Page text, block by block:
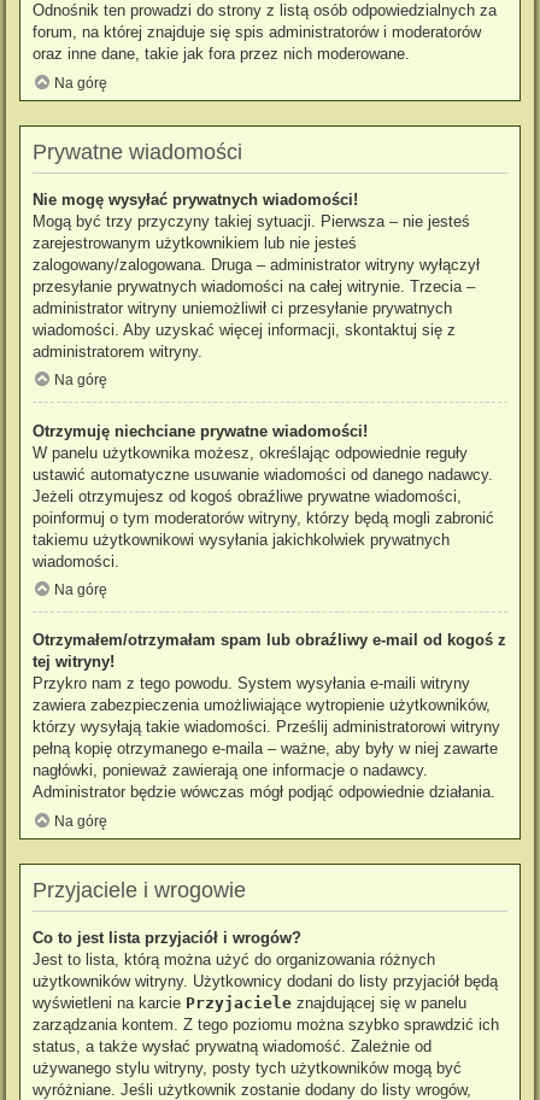
Odnośnik ten prowadzi do strony z listą osób odpowiedzialnych za
forum, na której znajduje się spis administratorów i moderatorów
oraz inne dane, takie jak fora przez nich moderowane.
Na górę
Prywatne wiadomości
Nie mogę wysyłać prywatnych wiadomości!
Mogą być trzy przyczyny takiej sytuacji. Pierwsza – nie jesteś
zarejestrowanym użytkownikiem lub nie jesteś
zalogowany/zalogowana. Druga – administrator witryny wyłączył
przesyłanie prywatnych wiadomości na całej witrynie. Trzecia –
administrator witryny uniemożliwił ci przesyłanie prywatnych
wiadomości. Aby uzyskać więcej informacji, skontaktuj się z
administratorem witryny.
Na górę
Otrzymuję niechciane prywatne wiadomości!
W panelu użytkownika możesz, określając odpowiednie reguły
ustawić automatyczne usuwanie wiadomości od danego nadawcy.
Jeżeli otrzymujesz od kogoś obraźliwe prywatne wiadomości,
poinformuj o tym moderatorów witryny, którzy będą mogli zabronić
takiemu użytkownikowi wysyłania jakichkolwiek prywatnych
wiadomości.
Na górę
Otrzymałem/otrzymałam spam lub obraźliwy e-mail od kogoś z
tej witryny!
Przykro nam z tego powodu. System wysyłania e-maili witryny
zawiera zabezpieczenia umożliwiające wytropienie użytkowników,
którzy wysyłają takie wiadomości. Prześlij administratorowi witryny
pełną kopię otrzymanego e-maila – ważne, aby były w niej zawarte
nagłówki, ponieważ zawierają one informacje o nadawcy.
Administrator będzie wówczas mógł podjąć odpowiednie działania.
Na górę
Przyjaciele i wrogowie
Co to jest lista przyjaciół i wrogów?
Jest to lista, którą można użyć do organizowania różnych
użytkowników witryny. Użytkownicy dodani do listy przyjaciół będą
wyświetleni na karcie Przyjaciele znajdującej się w panelu
zarządzania kontem. Z tego poziomu można szybko sprawdzić ich
status, a także wysłać prywatną wiadomość. Zależnie od
używanego stylu witryny, posty tych użytkowników mogą być
wyróżniane. Jeśli użytkownik zostanie dodany do listy wrogów,